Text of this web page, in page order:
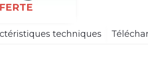
techniques